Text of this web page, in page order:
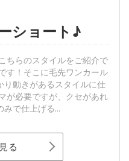
ショート♪
ちらのスタイルをご紹介で
す！そこに毛先ワンカール
り動きがあるスタイルに仕
が必要ですが、クセがあれ
で仕上げる...
る